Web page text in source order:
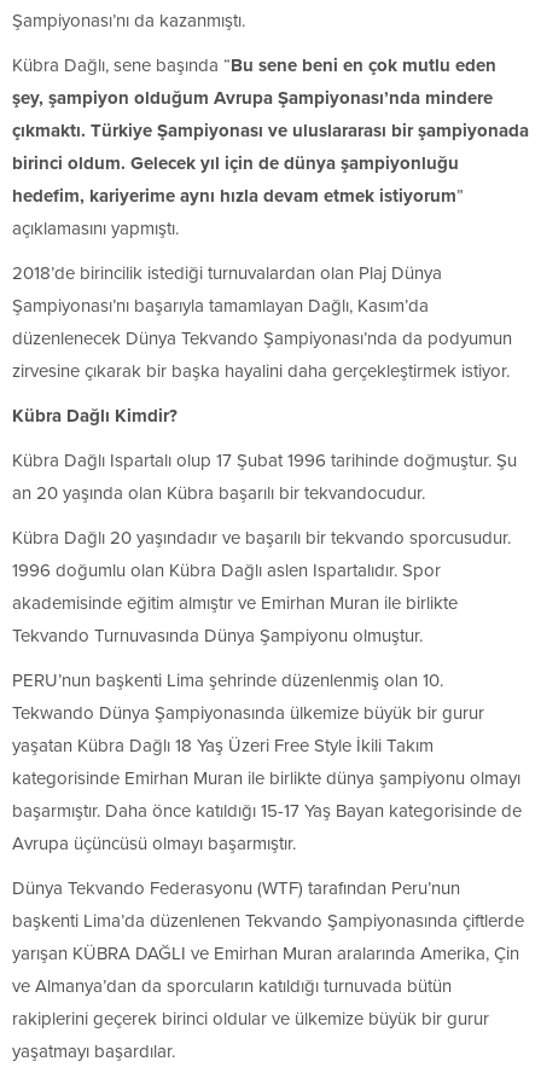
Şampiyonası’nı da kazanmıştı.
Kübra Dağlı, sene başında “Bu sene beni en çok mutlu eden
şey, şampiyon olduğum Avrupa Şampiyonası’nda mindere
çıkmaktı. Türkiye Şampiyonası ve uluslararası bir şampiyonada
birinci oldum. Gelecek yıl için de dünya şampiyonluğu
hedefim, kariyerime aynı hızla devam etmek istiyorum”
açıklamasını yapmıştı.
2018’de birincilik istediği turnuvalardan olan Plaj Dünya
Şampiyonası’nı başarıyla tamamlayan Dağlı, Kasım’da
düzenlenecek Dünya Tekvando Şampiyonası’nda da podyumun
zirvesine çıkarak bir başka hayalini daha gerçekleştirmek istiyor.
Kübra Dağlı Kimdir?
Kübra Dağlı Ispartalı olup 17 Şubat 1996 tarihinde doğmuştur. Şu
an 20 yaşında olan Kübra başarılı bir tekvandocudur.
Kübra Dağlı 20 yaşındadır ve başarılı bir tekvando sporcusudur.
1996 doğumlu olan Kübra Dağlı aslen Ispartalıdır. Spor
akademisinde eğitim almıştır ve Emirhan Muran ile birlikte
Tekvando Turnuvasında Dünya Şampiyonu olmuştur.
PERU’nun başkenti Lima şehrinde düzenlenmiş olan 10.
Tekwando Dünya Şampiyonasında ülkemize büyük bir gurur
yaşatan Kübra Dağlı 18 Yaş Üzeri Free Style İkili Takım
kategorisinde Emirhan Muran ile birlikte dünya şampiyonu olmayı
başarmıştır. Daha önce katıldığı 15-17 Yaş Bayan kategorisinde de
Avrupa üçüncüsü olmayı başarmıştır.
Dünya Tekvando Federasyonu (WTF) tarafından Peru’nun
başkenti Lima’da düzenlenen Tekvando Şampiyonasında çiftlerde
yarışan KÜBRA DAĞLI ve Emirhan Muran aralarında Amerika, Çin
ve Almanya’dan da sporcuların katıldığı turnuvada bütün
rakiplerini geçerek birinci oldular ve ülkemize büyük bir gurur
yaşatmayı başardılar.